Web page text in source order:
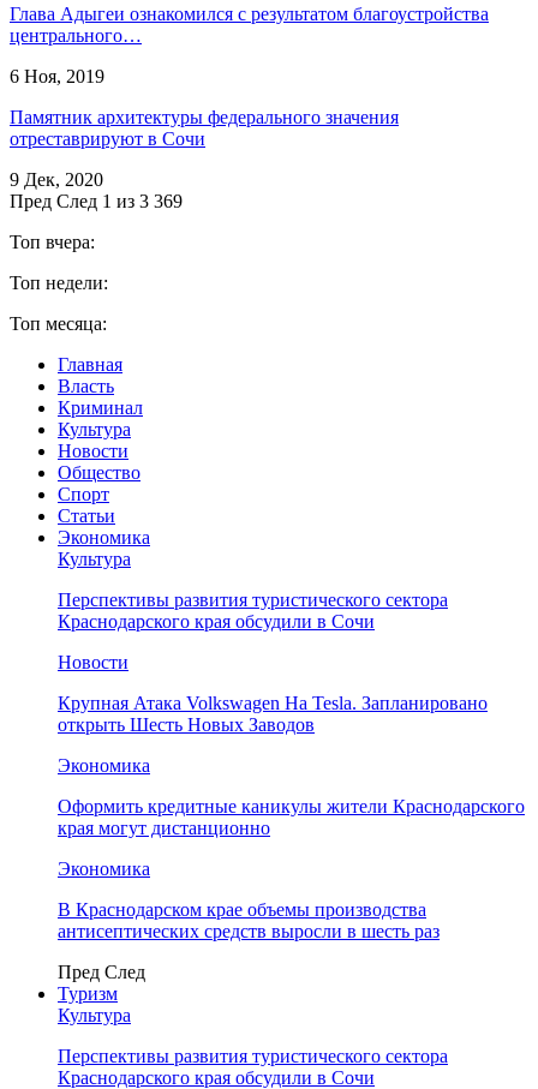
Глава Адыгеи ознакомился с результатом благоустройства
центрального…
6 Ноя, 2019
Памятник архитектуры федерального значения
отреставрируют в Сочи
9 Дек, 2020
Пред След 1 из 3 369
Топ вчера:
Топ недели:
Топ месяца:
Главная
Власть
Криминал
Культура
Новости
Общество
Спорт
Статьи
Экономика
Культура
Перспективы развития туристического сектора
Краснодарского края обсудили в Сочи
Новости
Крупная Атака Volkswagen На Tesla. Запланировано
открыть Шесть Новых Заводов
Экономика
Оформить кредитные каникулы жители Краснодарского
края могут дистанционно
Экономика
В Краснодарском крае объемы производства
антисептических средств выросли в шесть раз
Пред След
Туризм
Культура
Перспективы развития туристического сектора
Краснодарского края обсудили в Сочи